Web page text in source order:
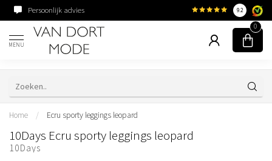
Persoonlijk advies Familiebedrijf sinds
9.2
MENU
0
Home / Ecru sporty leggings leopard
10Days Ecru sporty leggings leopard
10Days